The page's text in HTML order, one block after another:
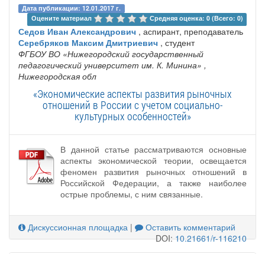
Дата публикации: 12.01.2017 г.
Оцените материал
Средняя оценка: 0 (Всего: 0)
Седов Иван Александрович , аспирант, преподаватель
Серебряков Максим Дмитриевич , студент
ФГБОУ ВО «Нижегородский государственный
педагогический университет им. К. Минина» ,
Нижегородская обл
«Экономические аспекты развития рыночных
отношений в России с учетом социально-
культурных особенностей»
В данной статье рассматриваются основные
аспекты экономической теории, освещается
феномен развития рыночных отношений в
Российской Федерации, а также наиболее
острые проблемы, с ним связанные.
Дискуссионная площадка |
Оставить комментарий
DOI:10.21661/r-116210